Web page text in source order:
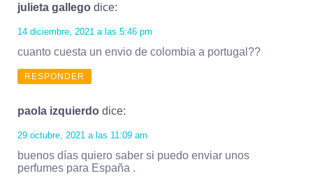
julieta gallego dice:
14 diciembre, 2021 a las 5:46 pm
cuanto cuesta un envio de colombia a portugal??
RESPONDER
paola izquierdo dice:
29 octubre, 2021 a las 11:09 am
buenos días quiero saber si puedo enviar unos
perfumes para España .